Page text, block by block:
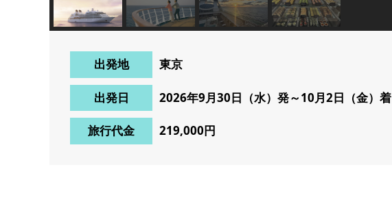
出発地 東京
出発日 2026年9月30日（水）発～10月2日（金）着
旅行代金 219,000円